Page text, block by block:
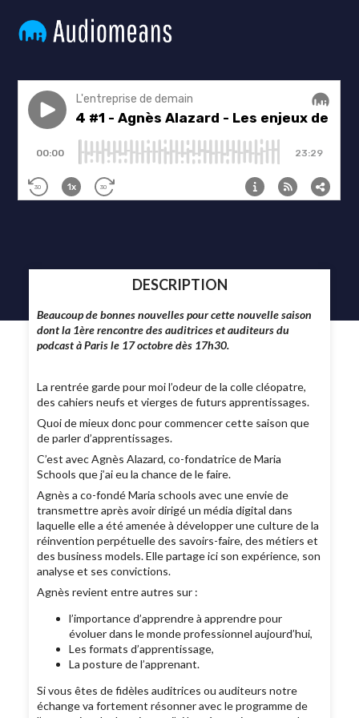
DESCRIPTION
Beaucoup de bonnes nouvelles pour cette nouvelle saison
dont la 1ère rencontre des auditrices et auditeurs du
podcast à Paris le 17 octobre dès 17h30.
La rentrée garde pour moi l’odeur de la colle cléopatre,
des cahiers neufs et vierges de futurs apprentissages.
Quoi de mieux donc pour commencer cette saison que
de parler d’apprentissages.
C’est avec Agnès Alazard, co-fondatrice de Maria
Schools que j’ai eu la chance de le faire.
Agnès a co-fondé Maria schools avec une envie de
transmettre après avoir dirigé un média digital dans
laquelle elle a été amenée à développer une culture de la
réinvention perpétuelle des savoirs-faire, des métiers et
des business models. Elle partage ici son expérience, son
analyse et ses convictions.
Agnès revient entre autres sur :
l’importance d’apprendre à apprendre pour
évoluer dans le monde professionnel aujourd’hui,
Les formats d’apprentissage,
La posture de l’apprenant.
Si vous êtes de fidèles auditrices ou auditeurs notre
échange va fortement résonner avec le programme de